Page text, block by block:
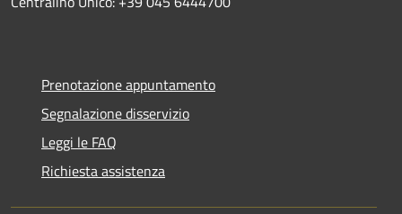
Prenotazione appuntamento
Segnalazione disservizio
Leggi le FAQ
Richiesta assistenza